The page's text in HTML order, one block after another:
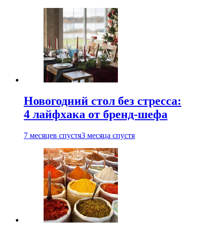
Новогодний стол без стресса:
4 лайфхака от бренд-шефа
7 месяцев спустя3 месяца спустя